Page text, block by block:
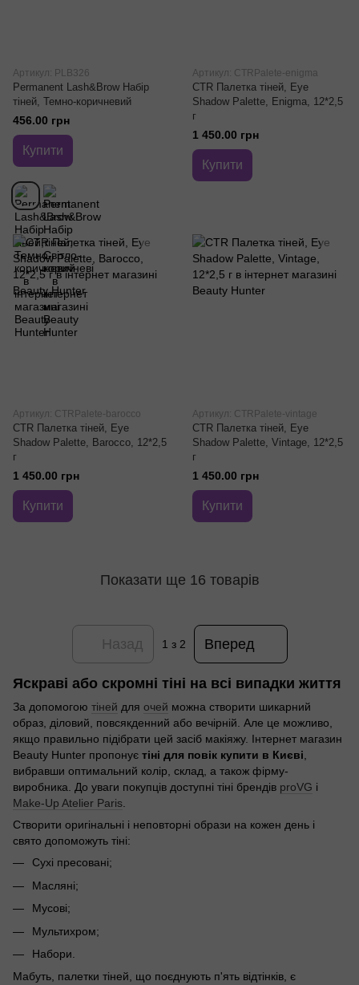
Артикул: PLB326
Permanent Lash&Brow Набір
тіней, Темно-коричневий
456.00 грн
Купити
Артикул: CTRPalete-enigma
CTR Палетка тіней, Eye
Shadow Palette, Enigma, 12*2,5
г
1 450.00 грн
Купити
Артикул: CTRPalete-barocco
CTR Палетка тіней, Eye
Shadow Palette, Barocco, 12*2,5
г
1 450.00 грн
Купити
Артикул: CTRPalete-vintage
CTR Палетка тіней, Eye
Shadow Palette, Vintage, 12*2,5
г
1 450.00 грн
Купити
Показати ще 16 товарів
Назад 1 з 2 Вперед
Яскраві або скромні тіні на всі випадки життя
За допомогою тіней для очей можна створити шикарний
образ, діловий, повсякденний або вечірній. Але це можливо,
якщо правильно підібрати цей засіб макіяжу. Інтернет магазин
Beauty Hunter пропонує тіні для повік купити в Києві,
вибравши оптимальний колір, склад, а також фірму-
виробника. До уваги покупців доступні тіні брендів proVG і
Make-Up Atelier Paris.
Створити оригінальні і неповторні образи на кожен день і
свято допоможуть тіні:
Сухі пресовані;
Масляні;
Мусові;
Мультихром;
Набори.
Мабуть, палетки тіней, що поєднують п'ять відтінків, є